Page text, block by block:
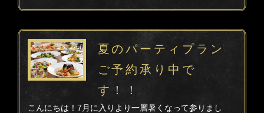
夏のパーティプラン
ご予約承り中で
す！！
こんにちは！7月に入りより一層暑くなって参りまし